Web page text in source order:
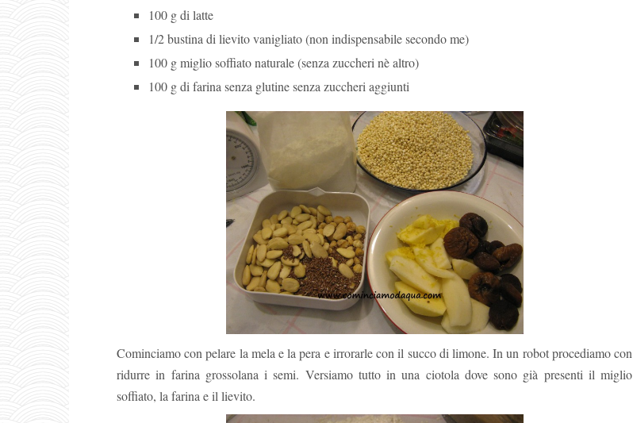
100 g di latte
1/2 bustina di lievito vanigliato (non indispensabile secondo me)
100 g miglio soffiato naturale (senza zuccheri nè altro)
100 g di farina senza glutine senza zuccheri aggiunti
Cominciamo con pelare la mela e la pera e irrorarle con il succo di limone. In un robot procediamo con
ridurre in farina grossolana i semi. Versiamo tutto in una ciotola dove sono già presenti il miglio
soffiato, la farina e il lievito.